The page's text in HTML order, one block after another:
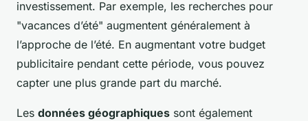
investissement. Par exemple, les recherches pour
"vacances d’été" augmentent généralement à
l’approche de l’été. En augmentant votre budget
publicitaire pendant cette période, vous pouvez
capter une plus grande part du marché.
Les données géographiques sont également